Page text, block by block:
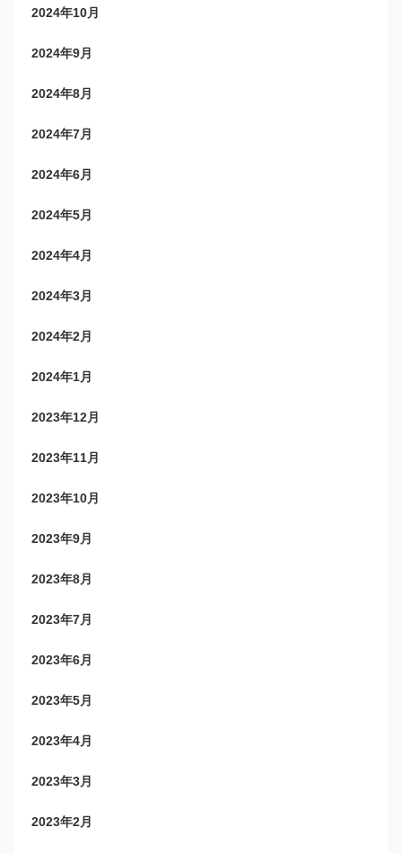
2024年10月
2024年9月
2024年8月
2024年7月
2024年6月
2024年5月
2024年4月
2024年3月
2024年2月
2024年1月
2023年12月
2023年11月
2023年10月
2023年9月
2023年8月
2023年7月
2023年6月
2023年5月
2023年4月
2023年3月
2023年2月